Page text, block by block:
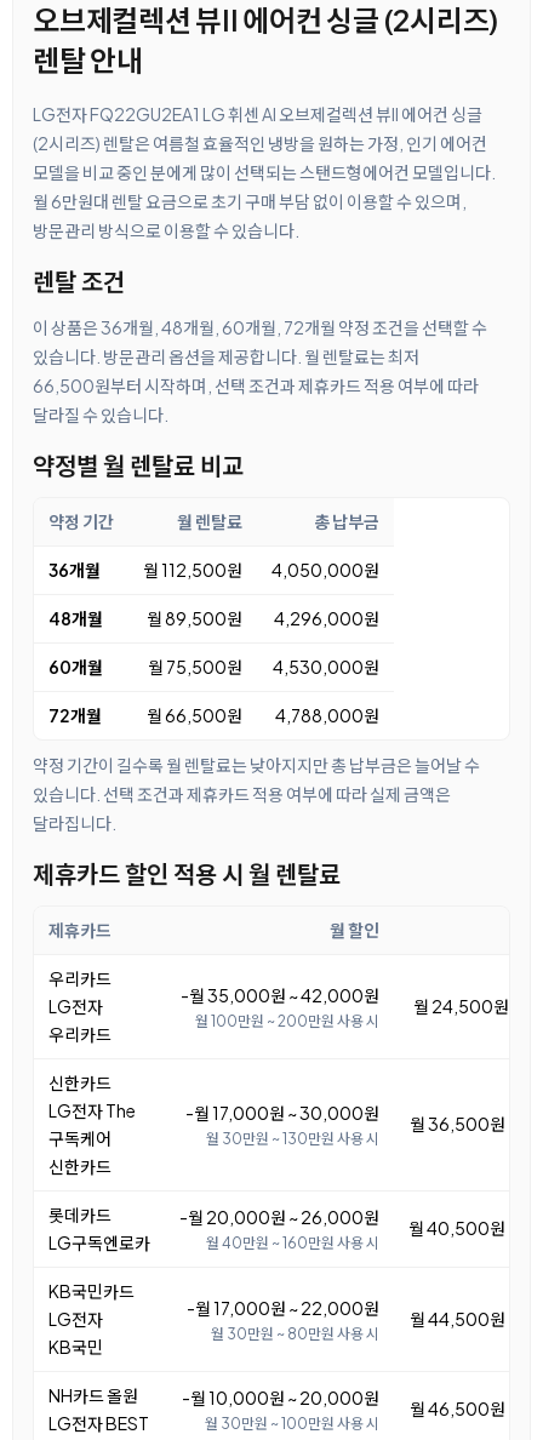
오브제컬렉션 뷰II 에어컨 싱글 (2시리즈)
렌탈 안내
LG전자 FQ22GU2EA1 LG 휘센 AI 오브제컬렉션 뷰II 에어컨 싱글
(2시리즈) 렌탈은 여름철 효율적인 냉방을 원하는 가정, 인기 에어컨
모델을 비교 중인 분에게 많이 선택되는 스탠드형에어컨 모델입니다.
월 6만원대 렌탈 요금으로 초기 구매 부담 없이 이용할 수 있으며,
방문관리 방식으로 이용할 수 있습니다.
렌탈 조건
이 상품은 36개월, 48개월, 60개월, 72개월 약정 조건을 선택할 수
있습니다. 방문관리 옵션을 제공합니다. 월 렌탈료는 최저
66,500원부터 시작하며, 선택 조건과 제휴카드 적용 여부에 따라
달라질 수 있습니다.
약정별 월 렌탈료 비교
약정 기간 월 렌탈료 총 납부금
36개월 월 112,500원 4,050,000원
48개월 월 89,500원 4,296,000원
60개월 월 75,500원 4,530,000원
72개월 월 66,500원 4,788,000원
약정 기간이 길수록 월 렌탈료는 낮아지지만 총 납부금은 늘어날 수
있습니다. 선택 조건과 제휴카드 적용 여부에 따라 실제 금액은
달라집니다.
제휴카드 할인 적용 시 월 렌탈료
제휴카드 월 할인
우리카드
LG전자
우리카드
-월 35,000원 ~ 42,000원
월 100만원 ~ 200만원 사용 시
월 24,500원 ~
신한카드
LG전자 The
구독케어
신한카드
-월 17,000원 ~ 30,000원
월 30만원 ~ 130만원 사용 시
월 36,500원 ~
롯데카드
LG구독엔로카
-월 20,000원 ~ 26,000원
월 40만원 ~ 160만원 사용 시
월 40,500원 ~
KB국민카드
LG전자
KB국민
-월 17,000원 ~ 22,000원
월 30만원 ~ 80만원 사용 시
월 44,500원 ~
NH카드 올원
LG전자 BEST
-월 10,000원 ~ 20,000원
월 30만원 ~ 100만원 사용 시
월 46,500원 ~